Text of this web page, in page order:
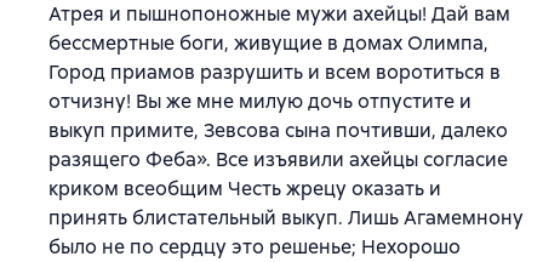
Атрея и пышнопоножные мужи ахейцы! Дай вам
бессмертные боги, живущие в домах Олимпа,
Город приамов разрушить и всем воротиться в
отчизну! Вы же мне милую дочь отпустите и
выкуп примите, Зевсова сына почтивши, далеко
разящего Феба». Все изъявили ахейцы согласие
криком всеобщим Честь жрецу оказать и
принять блистательный выкуп. Лишь Агамемнону
было не по сердцу это решенье; Нехорошо